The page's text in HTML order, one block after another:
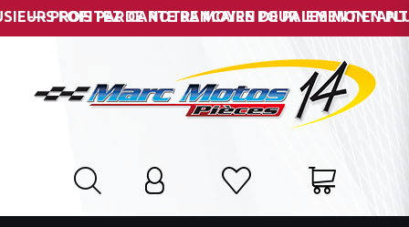
FOIS PAR CARTE BANCAIRE POUR LES
--- PROFITEZ DE NOTRE MOYEN DE PAIEMENT EN